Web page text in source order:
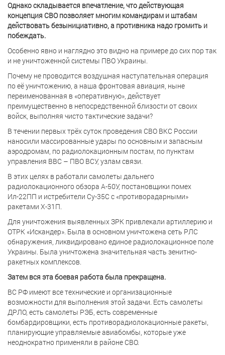
Однако складывается впечатление, что действующая
концепция СВО позволяет многим командирам и штабам
действовать безынициативно, а противника надо громить и
побеждать.
Особенно явно и наглядно это видно на примере до сих пор так
и не уничтоженной системы ПВО Украины.
Почему не проводится воздушная наступательная операция
по её уничтожению, а наша фронтовая авиация, ныне
переименованная в «оперативную», действует
преимущественно в непосредственной близости от своих
войск, выполняя чисто тактические задачи?
В течении первых трёх суток проведения СВО ВКС России
наносили массированные удары по основным и запасным
аэродромам, по радиолокационным постам, по пунктам
управления ВВС – ПВО ВСУ, узлам связи.
В этих целях в работали самолеты дальнего
радиолокационного обзора А-50У, постановщики помех
Ил-22ПП и истребители Су-35С с «противорадарными»
ракетами Х-31П.
Для уничтожения выявленных ЗРК привлекали артиллерию и
ОТРК «Искандер». Была в основном уничтожена сеть РЛС
обнаружения, ликвидировано единое радиолокационное поле
Украины. Была уничтожена значительная часть зенитно-
ракетных комплексов.
Затем вся эта боевая работа была прекращена.
ВС РФ имеют все технические и организационные
возможности для выполнения этой задачи. Есть самолеты
ДРЛО, есть самолеты РЭБ, есть современные
бомбардировщики, есть противорадиолокационные ракеты,
планирующие управляемые авиабомбы, которые уже
неоднократно применяли в районе СВО.